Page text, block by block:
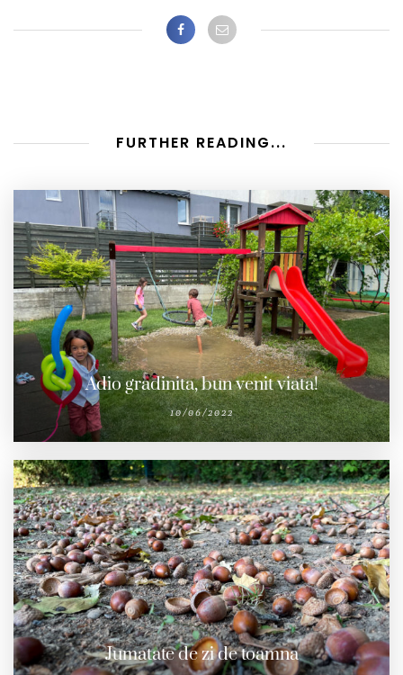
FURTHER READING...
Adio gradinita, bun venit viata!
10/06/2022
Jumatate de zi de toamna